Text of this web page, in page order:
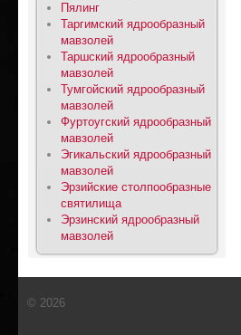
Пялинг
Таргимский ядрообразный
мавзолей
Таршский ядрообразный
мавзолей
Тумгойский ядрообразный
мавзолей
Фуртоугский ядрообразный
мавзолей
Эгикальский ядрообразный
мавзолей
Эрзийские столпообразные
святилища
Эрзинский ядрообразный
мавзолей
© 2026